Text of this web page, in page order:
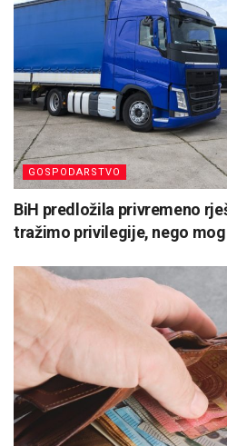
GOSPODARSTVO
BiH predložila privremeno
tražimo privilegije, nego